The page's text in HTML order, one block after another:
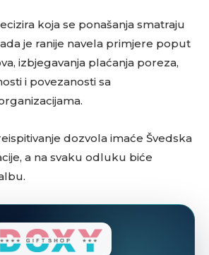
koja se ponašanja smatraju
je ranije navela primjere poput
izbjegavanja plaćanja poreza,
i povezanosti sa
dozvola imaće Švedska
a na svaku odluku biće